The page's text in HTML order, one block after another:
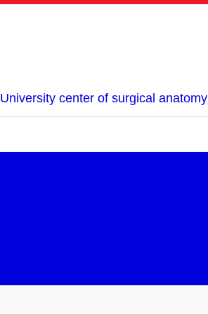
University center of surgical anatomy